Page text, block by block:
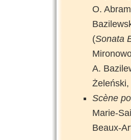
O.
(Sonata
A.
Żeleński,
Scène
Marie-
Beaux-